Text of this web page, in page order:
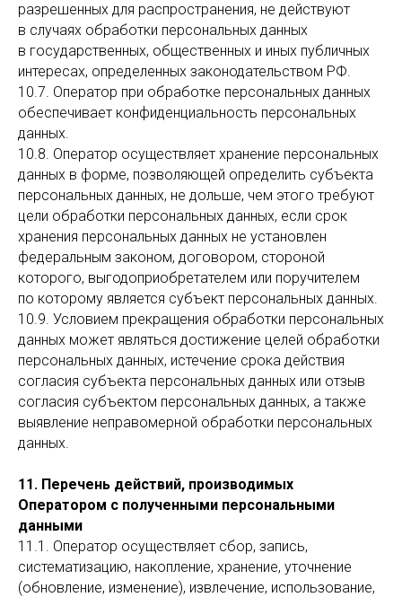
разрешенных для распространения, не действуют
в случаях обработки персональных данных
в государственных, общественных и иных публичных
интересах, определенных законодательством РФ.
10.7. Оператор при обработке персональных данных
обеспечивает конфиденциальность персональных
данных.
10.8. Оператор осуществляет хранение персональных
данных в форме, позволяющей определить субъекта
персональных данных, не дольше, чем этого требуют
цели обработки персональных данных, если срок
хранения персональных данных не установлен
федеральным законом, договором, стороной
которого, выгодоприобретателем или поручителем
по которому является субъект персональных данных.
10.9. Условием прекращения обработки персональных
данных может являться достижение целей обработки
персональных данных, истечение срока действия
согласия субъекта персональных данных или отзыв
согласия субъектом персональных данных, а также
выявление неправомерной обработки персональных
данных.
11. Перечень действий, производимых
Оператором с полученными персональными
данными
11.1. Оператор осуществляет сбор, запись,
систематизацию, накопление, хранение, уточнение
(обновление, изменение), извлечение, использование,